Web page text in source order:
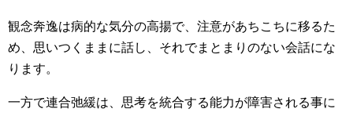
観念奔逸は病的な気分の高揚で、注意があちこちに移るた
め、思いつくままに話し、それでまとまりのない会話にな
ります。
一方で連合弛緩は、思考を統合する能力が障害される事に